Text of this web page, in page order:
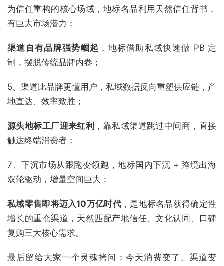
为信任重构的核心场域，地标名品利用天然信任背书，
有巨大市场潜力；
渠道自有品牌强势崛起 ，地标借助私域快速做 PB 定
制，摆脱传统品牌内卷；
5、渠道比品牌更懂用户，私域数据反向重塑供应链，产
地直达、效率致胜；
源头地标工厂迎来红利 ，靠私域渠道跳过中间商，直接
触达终端消费者；
7、下沉市场从跟跑变领跑，地标国内下沉 + 跨境出海
双轮驱动，增量空间巨大；
私域零售即将迈入10万亿时代，是地标名品获得确定性
增长的重仓渠道，天然匹配产地信任、文化认同、口碑
复购三大核心需求。
最后留给大家一个灵魂拷问：今天消费变了、渠道变